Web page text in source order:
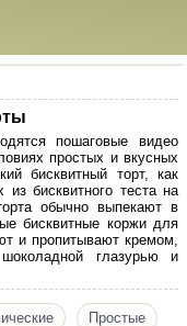
пошаговые видео
простых и вкусных
бисквитный торт, как
бисквитного теста на
обычно выпекают в
бисквитные коржи для
и пропитывают кремом,
глазурью и
Простые